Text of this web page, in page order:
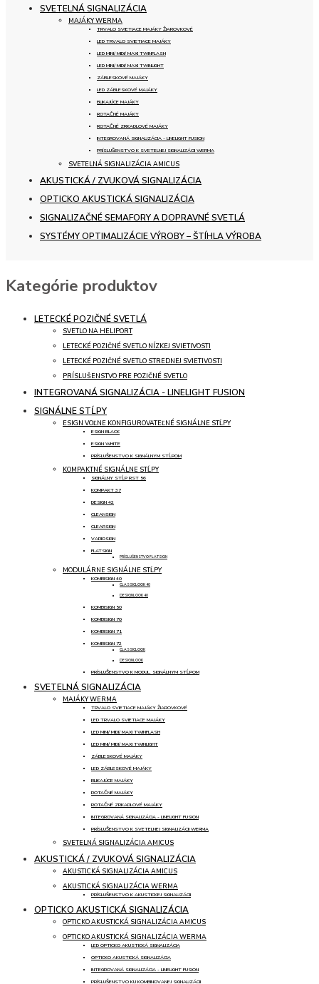
SVETELNÁ SIGNALIZÁCIA
MAJÁKY WERMA
TRVALO SVIETIACE MAJÁKY ŽIAROVKOVÉ
LED TRVALO SVIETIACE MAJÁKY
LED MINI/ MIDI/ MAXI TWINFLASH
LED MINI/ MIDI/ MAXI TWINLIGHT
ZÁBLESKOVÉ MAJÁKY
LED ZÁBLESKOVÉ MAJÁKY
BLIKAJÚCE MAJÁKY
ROTAČNÉ MAJÁKY
ROTAČNÉ ZRKADLOVÉ MAJÁKY
INTEGROVANÁ SIGNALIZÁCIA - LINELIGHT FUSION
PRÍSLUŠENSTVO K SVETELNEJ SIGNALIZÁCII WERMA
SVETELNÁ SIGNALIZÁCIA AMICUS
AKUSTICKÁ / ZVUKOVÁ SIGNALIZÁCIA
OPTICKO AKUSTICKÁ SIGNALIZÁCIA
SIGNALIZAČNÉ SEMAFORY A DOPRAVNÉ SVETLÁ
SYSTÉMY OPTIMALIZÁCIE VÝROBY – ŠTÍHLA VÝROBA
Kategórie produktov
LETECKÉ POZIČNÉ SVETLÁ
SVETLO NA HELIPORT
LETECKÉ POZIČNÉ SVETLO NÍZKEJ SVIETIVOSTI
LETECKÉ POZIČNÉ SVETLO STREDNEJ SVIETIVOSTI
PRÍSLUŠENSTVO PRE POZIČNÉ SVETLO
INTEGROVANÁ SIGNALIZÁCIA - LINELIGHT FUSION
SIGNÁLNE STĹPY
ESIGN VOĽNE KONFIGUROVATEĽNÉ SIGNÁLNE STĹPY
ESIGN BLACK
ESIGN WHITE
PRÍSLUŠENSTVO K SIGNÁLNYM STĹPOM
KOMPAKTNÉ SIGNÁLNE STĹPY
SIGNÁLNY STĹP RST 56
KOMPAKT 37
DESIGN 42
CLEANSIGN
CLEARSIGN
VARIOSIGN
FLATSIGN
PRÍSLUŠENSTVO FLATSIGN
MODULÁRNE SIGNÁLNE STĹPY
KOMBISIGN 40
CLASSICLOOK 40
DESIGNLOOK 40
KOMBISIGN 50
KOMBISIGN 70
KOMBISIGN 71
KOMBISIGN 72
CLASSICLOOK
DESIGNLOOK
PRÍSLUŠENSTVO K MODUL. SIGNÁLNYM STĹPOM
SVETELNÁ SIGNALIZÁCIA
MAJÁKY WERMA
TRVALO SVIETIACE MAJÁKY ŽIAROVKOVÉ
LED TRVALO SVIETIACE MAJÁKY
LED MINI/ MIDI/ MAXI TWINFLASH
LED MINI/ MIDI/ MAXI TWINLIGHT
ZÁBLESKOVÉ MAJÁKY
LED ZÁBLESKOVÉ MAJÁKY
BLIKAJÚCE MAJÁKY
ROTAČNÉ MAJÁKY
ROTAČNÉ ZRKADLOVÉ MAJÁKY
INTEGROVANÁ SIGNALIZÁCIA - LINELIGHT FUSION
PRÍSLUŠENSTVO K SVETELNEJ SIGNALIZÁCII WERMA
SVETELNÁ SIGNALIZÁCIA AMICUS
AKUSTICKÁ / ZVUKOVÁ SIGNALIZÁCIA
AKUSTICKÁ SIGNALIZÁCIA AMICUS
AKUSTICKÁ SIGNALIZÁCIA WERMA
PRÍSLUŠENSTVO K AKUSTICKEJ SIGNALIZÁCII
OPTICKO AKUSTICKÁ SIGNALIZÁCIA
OPTICKO AKUSTICKÁ SIGNALIZÁCIA AMICUS
OPTICKO AKUSTICKÁ SIGNALIZÁCIA WERMA
LED OPTICKO AKUSTICKÁ SIGNALIZÁCIA
OPTICKO AKUSTICKÁ SIGNALIZÁCIA
INTEGROVANÁ SIGNALIZÁCIA - LINELIGHT FUSION
PRÍSLUŠENSTVO KU KOMBINOVANEJ SIGNALIZÁCII